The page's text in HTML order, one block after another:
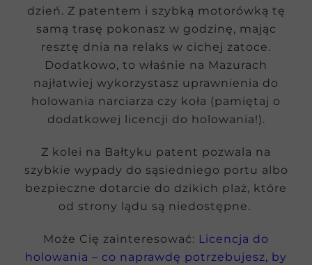
dzień. Z patentem i szybką motorówką tę
samą trasę pokonasz w godzinę, mając
resztę dnia na relaks w cichej zatoce.
Dodatkowo, to właśnie na Mazurach
najłatwiej wykorzystasz uprawnienia do
holowania narciarza czy koła (pamiętaj o
dodatkowej licencji do holowania!).
Z kolei na Bałtyku patent pozwala na
szybkie wypady do sąsiedniego portu albo
bezpieczne dotarcie do dzikich plaż, które
od strony lądu są niedostępne.
Może Cię zainteresować: Licencja do
holowania – co naprawdę potrzebujesz, by